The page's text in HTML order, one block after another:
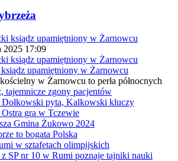
2025 17:09
upamiętniony w Żarnowcu
w Żarnowcu to perła północnych
tajemnicze zgony pacjentów
Dołkowski pyta, Kalkowski kluczy
gra w Tczewie
Gmina Żukowo 2024
to bogata Polska
w sztafetach olimpijskich
SP nr 10 w Rumi poznaje tajniki nauki